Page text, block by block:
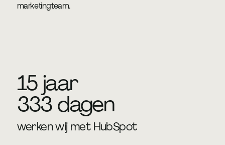
marketingteam.
15 jaar
333 dagen
werken wij met HubSpot